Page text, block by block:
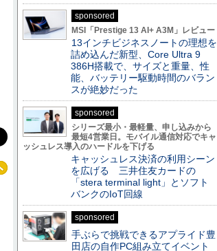
sponsored
MSI「Prestige 13 AI+ A3M」レビュー
13インチビジネスノートの理想を
詰め込んだ新型、Core Ultra 9
386H搭載で、サイズと重量、性
能、バッテリー駆動時間のバラン
スが絶妙だった
sponsored
シリーズ最小・最軽量、申し込みから
最短4営業日。モバイル通信対応でキャ
ッシュレス導入のハードルを下げる
キャッシュレス決済の利用シーン
を広げる 三井住友カードの
「stera terminal light」とソフト
バンクのIoT回線
sponsored
手ぶらで挑戦できるアプライド豊
田店の自作PC組み立てイベント